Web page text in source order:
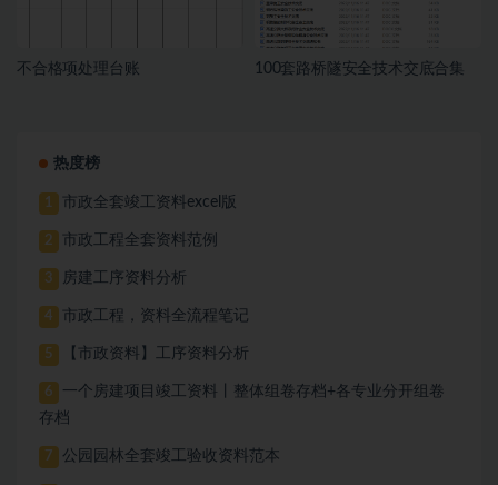
不合格项处理台账 100套路桥隧安全技术交底合集
热度榜
1 市政全套竣工资料excel版
2 市政工程全套资料范例
3 房建工序资料分析
4 市政工程，资料全流程笔记
5 【市政资料】工序资料分析
6
一个房建项目竣工资料丨整体组卷存档+各专业分开组卷
存档
7 公园园林全套竣工验收资料范本